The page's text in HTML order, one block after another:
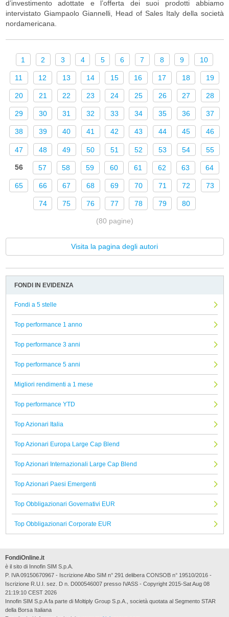
d’investimento adottate e l’offerta dei suoi prodotti abbiamo
intervistato Giampaolo Giannelli, Head of Sales Italy della società
nordamericana.
1 2 3 4 5 6 7 8 9 10
11 12 13 14 15 16 17 18 19
20 21 22 23 24 25 26 27 28
29 30 31 32 33 34 35 36 37
38 39 40 41 42 43 44 45 46
47 48 49 50 51 52 53 54 55
56 57 58 59 60 61 62 63 64
65 66 67 68 69 70 71 72 73
74 75 76 77 78 79 80
(80 pagine)
Visita la pagina degli autori
FONDI IN EVIDENZA
Fondi a 5 stelle
Top performance 1 anno
Top performance 3 anni
Top performance 5 anni
Migliori rendimenti a 1 mese
Top performance YTD
Top Azionari Italia
Top Azionari Europa Large Cap Blend
Top Azionari Internazionali Large Cap Blend
Top Azionari Paesi Emergenti
Top Obbligazionari Governativi EUR
Top Obbligazionari Corporate EUR
FondiOnline.it
è il sito di Innofin SIM S.p.A.
P. IVA 09150670967 - Iscrizione Albo SIM n° 291 delibera CONSOB n° 19510/2016 -
Iscrizione R.U.I. sez. D n. D000546007 presso IVASS - Copyright 2015-Sat Aug 08
21:19:10 CEST 2026
Innofin SIM S.p.A fa parte di Moltiply Group S.p.A., società quotata al Segmento STAR
della Borsa Italiana